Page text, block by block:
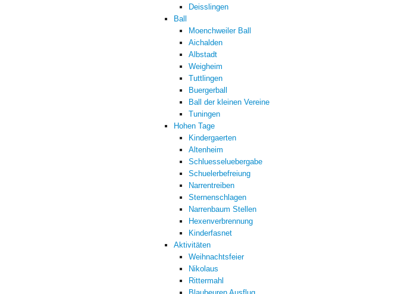
Deisslingen
Ball
Moenchweiler Ball
Aichalden
Albstadt
Weigheim
Tuttlingen
Buergerball
Ball der kleinen Vereine
Tuningen
Hohen Tage
Kindergaerten
Altenheim
Schluesseluebergabe
Schuelerbefreiung
Narrentreiben
Sternenschlagen
Narrenbaum Stellen
Hexenverbrennung
Kinderfasnet
Aktivitäten
Weihnachtsfeier
Nikolaus
Rittermahl